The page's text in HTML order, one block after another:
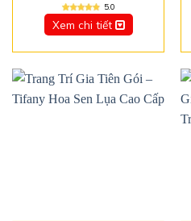
5.0
Xem chi tiết